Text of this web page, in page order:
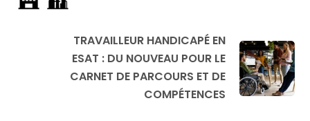
TRAVAILLEUR HANDICAPÉ EN
ESAT : DU NOUVEAU POUR LE
CARNET DE PARCOURS ET DE
COMPÉTENCES